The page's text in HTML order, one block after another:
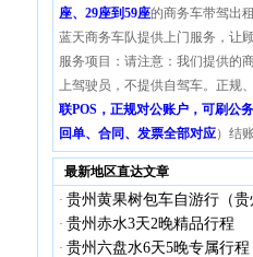
座、29座到59座的商务车带驾出
蓝天商务车队提供上门服务，让
服务项目：请注意：我们提供的
上驾驶员，不提供自驾车。正规
联POS，正规对公账户，可刷公
回单、合同、发票全部对应）结
最新地区直达文章
· 贵州黄果树包车自游行（
· 贵州赤水3天2晚精品行程
· 贵州六盘水6天5晚专属行程